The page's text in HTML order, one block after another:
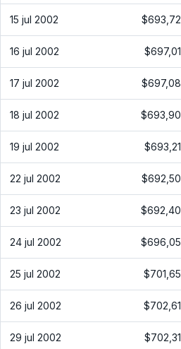
15 jul 2002 $693,72
16 jul 2002 $697,01
17 jul 2002 $697,08
18 jul 2002 $693,90
19 jul 2002 $693,21
22 jul 2002 $692,50
23 jul 2002 $692,40
24 jul 2002 $696,05
25 jul 2002 $701,65
26 jul 2002 $702,61
29 jul 2002 $702,31